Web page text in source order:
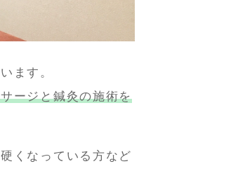
ます。
ージと鍼灸の施術を
くなっている方など